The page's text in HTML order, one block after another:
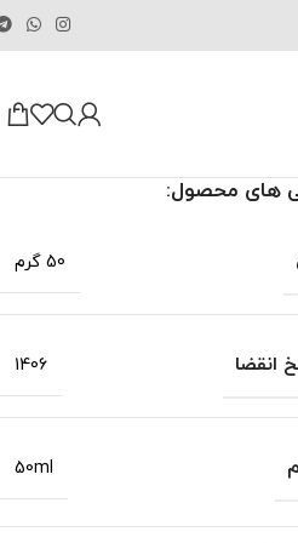
های محصول:
50 گرم
انقضا 1406
50ml